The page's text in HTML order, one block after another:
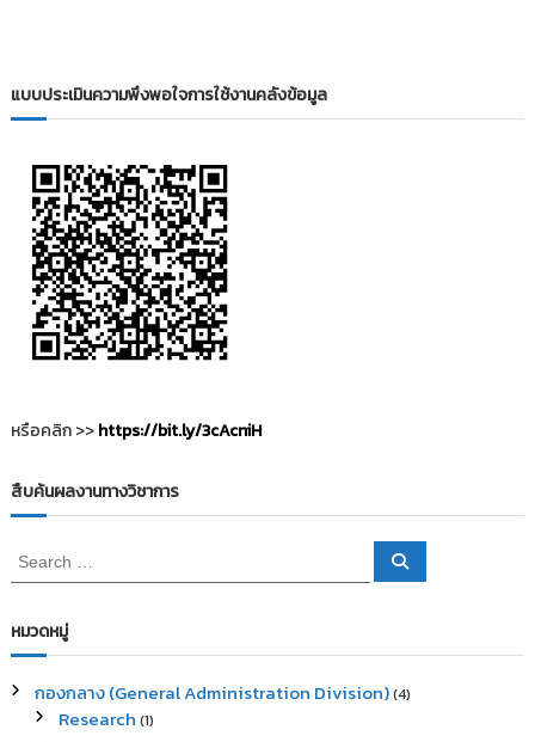
o
r
ค
ลั
ง
ข้
อ
มู
า
วิ
จั
ย
รี
แบบประเมินความพึงพอใจการใช้งานคลังข้อมูล
หรือคลิก >>https://bit.ly/3cAcniH
สืบค้นผลงานทางวิชาการ
e
r
c
f
S
หมวดหมู่
กองกลาง (General Administration Division)(4)
Research (1)